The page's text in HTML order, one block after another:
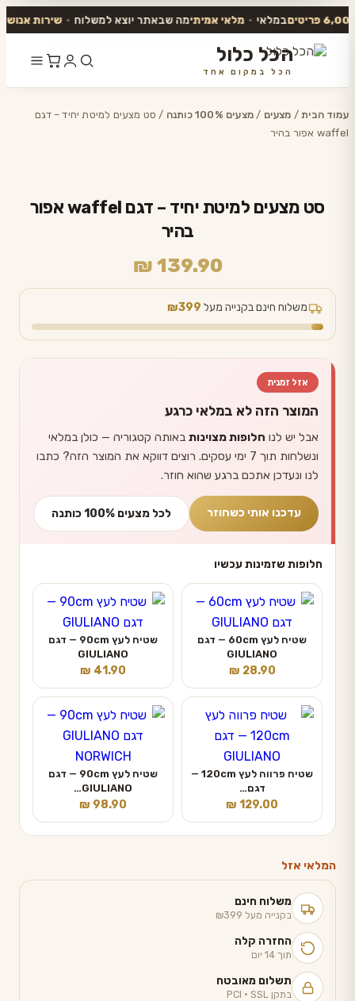
במלאי • מלאי אמיתימה שבאתר יוצא למשלוח • שירות אנושי
הכל כלול
הכל במקום אחד
לתוכן
עמוד הבית/ מצעים /מצעים 100% כותנה
/ סט מצעים למיטת יחיד – דגם
waffel אפור בהיר
סט מצעים למיטת יחיד – דגם waffel אפור
בהיר
₪ 139.90
משלוח חינם בקנייה מעל ₪399
אזל זמנית
המוצר הזה לא במלאי כרגע
אבל יש לנו חלופות מצוינות באותה קטגוריה — כולן במלאי
ונשלחות תוך 7 ימי עסקים. רוצים דווקא את המוצר הזה? כתבו
לנו ונעדכן אתכם ברגע שהוא חוזר.
עדכנו אותי כשחוזר לכל מצעים 100% כותנה
חלופות שזמינות עכשיו
שטיח לעץ 60cm — דגם
GIULIANO
₪ 28.90
שטיח לעץ 90cm — דגם
GIULIANO
₪ 41.90
שטיח פרווה לעץ 120cm —
דגם…
₪ 129.00
שטיח לעץ 90cm — דגם
GIULIANO…
₪ 98.90
המלאי אזל
משלוח חינם
בקנייה מעל ₪399
החזרה קלה
תוך 14 יום
תשלום מאובטח
בתקן PCI · SSL